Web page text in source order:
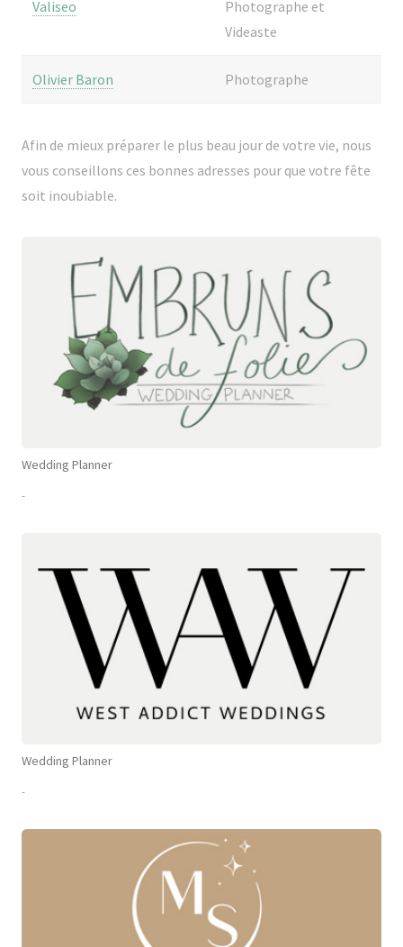
Valiseo
Photographe et
Videaste
Olivier Baron Photographe
Afin de mieux préparer le plus beau jour de votre vie, nous
vous conseillons ces bonnes adresses pour que votre fête
soit inoubiable.
Wedding Planner
-
Wedding Planner
-